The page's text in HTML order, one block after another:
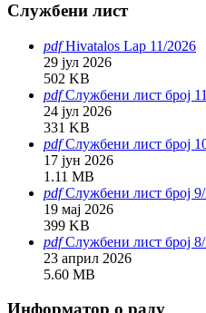
Службени лист
pdf Hivatalos Lap 11/2026
29 јул 2026
502 KB
pdf Службени лист број
24 јул 2026
331 KB
pdf Службени лист број
17 јун 2026
1.11 MB
pdf Службени лист број
19 мај 2026
399 KB
pdf Службени лист број
23 април 2026
5.60 MB